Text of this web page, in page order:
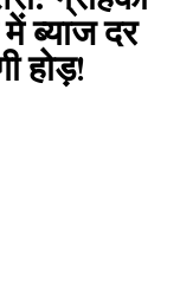
ब्याज दर
होड़!